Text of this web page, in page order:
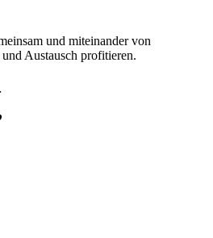
und miteinander von
Austausch profitieren.